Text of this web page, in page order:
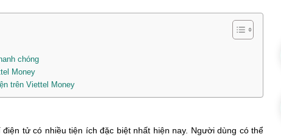
chóng
Money
trên Viettel Money
tử có nhiều tiện ích đặc biệt nhất hiện nay. Người dùng có thể